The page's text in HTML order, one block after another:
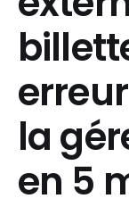
la
en 5